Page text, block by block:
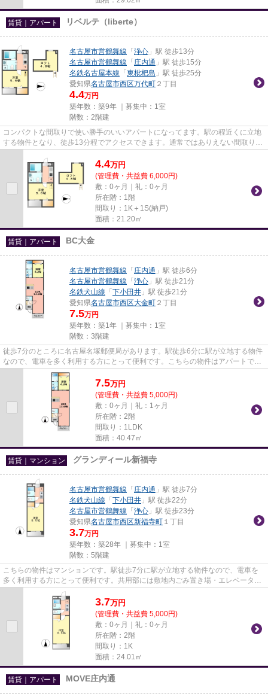
賃貸｜アパート リベルテ（liberte）
名古屋市営鶴舞線 「 浄心 」駅 徒歩13分
名古屋市営鶴舞線 「 庄内通 」駅 徒歩15分
名鉄名古屋本線 「 東枇杷島 」駅 徒歩25分
愛知県名古屋市西区万代町 ２丁目
4.4万円
築年数：築9年 ｜募集中： 1室
階数：2階建
コンパクトな間取りで使い勝手のいいアパートになってます。駅の程近くに立地
する物件となり、徒歩13分程でアクセスできます。通常ではありえない間取りも
4.4万円
(管理費・共益費 6,000円)
敷：0ヶ月｜礼：0ヶ月
所在階：1階
間取り：1K＋1S(納戸)
面積：21.20㎡
賃貸｜アパート BC大金
名古屋市営鶴舞線 「 庄内通 」駅 徒歩6分
名古屋市営鶴舞線 「 浄心 」駅 徒歩21分
名鉄犬山線 「 下小田井 」駅 徒歩21分
愛知県名古屋市西区大金町 ２丁目
7.5万円
築年数：築1年 ｜募集中： 1室
階数：3階建
徒歩7分のところに名古屋名塚郵便局があります。駅徒歩6分に駅が立地する物件
なので、電車を多く利用する方にとって便利です。こちらの物件はアパートで
す。当社イチオシの物件の「BC...
7.5万円
(管理費・共益費 5,000円)
敷：0ヶ月｜礼：1ヶ月
所在階：2階
間取り：1LDK
面積：40.47㎡
賃貸｜マンション グランディール新福寺
名古屋市営鶴舞線 「 庄内通 」駅 徒歩7分
名鉄犬山線 「 下小田井 」駅 徒歩22分
名古屋市営鶴舞線 「 浄心 」駅 徒歩23分
愛知県名古屋市西区新福寺町 １丁目
3.7万円
築年数：築28年 ｜募集中： 1室
階数：5階建
こちらの物件はマンションです。駅徒歩7分に駅が立地する物件なので、電車を
多く利用する方にとって便利です。共用部には敷地内ごみ置き場・エレベータな
ど様々な設備やサービスが揃っ...
3.7万円
(管理費・共益費 5,000円)
敷：0ヶ月｜礼：0ヶ月
所在階：2階
間取り：1K
面積：24.01㎡
賃貸｜アパート MOVE庄内通